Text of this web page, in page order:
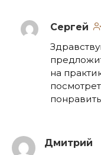
Сергей
на
Дмитрий